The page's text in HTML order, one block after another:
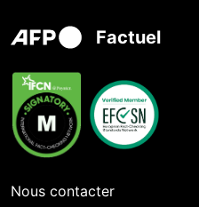
Factuel
Nous contacter